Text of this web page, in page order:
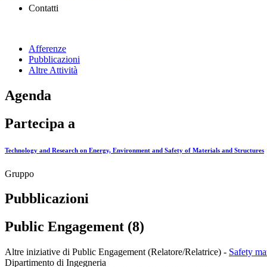
Contatti
Afferenze
Pubblicazioni
Altre Attività
Agenda
Partecipa a
Technology and Research on Energy, Environment and Safety of Materials and Structures
Gruppo
Pubblicazioni
Public Engagement (8)
Altre iniziative di Public Engagement (Relatore/Relatrice) - Safety
Dipartimento di Ingegneria